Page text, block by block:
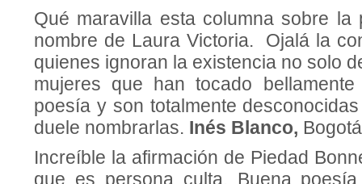
Qué maravilla esta columna sobre la
nombre de Laura Victoria. Ojalá la
quienes ignoran la existencia no solo
mujeres que han tocado
poesía y son totalmente
duele nombrarlas. Inés Blanco,
Increíble la afirmación de Piedad
que es persona culta. Buena